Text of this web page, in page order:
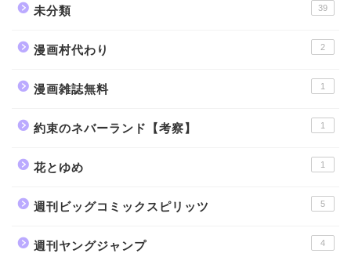
未分類 39
漫画村代わり 2
漫画雑誌無料 1
約束のネバーランド【考察】 1
花とゆめ 1
週刊ビッグコミックスピリッツ 5
週刊ヤングジャンプ 4